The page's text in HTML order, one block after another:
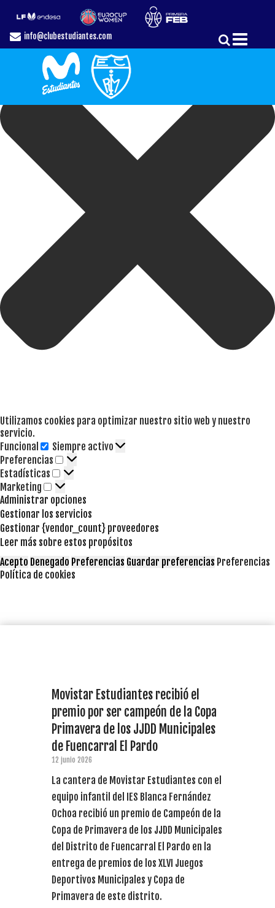
Gestionar el Consentimiento de las Cookies
Utilizamos cookies para optimizar nuestro sitio web y nuestro
servicio.
Funcional
Funcional
Siempre activo
Preferencias
Preferencias
Estadísticas Estadísticas
Marketing Marketing
Administrar opciones
Gestionar los servicios
Gestionar {vendor_count} proveedores
Leer más sobre estos propósitos
Acepto Denegado Preferencias Guardar preferencias Preferencias
Política de cookies
info@clubestudiantes.com
Movistar Estudiantes recibió el
premio por ser campeón de la Copa
Primavera de los JJDD Municipales
de Fuencarral El Pardo
12 junio 2026
La cantera de Movistar Estudiantes con el
equipo infantil del IES Blanca Fernández
Ochoa recibió un premio de Campeón de la
Copa de Primavera de los JJDD Municipales
del Distrito de Fuencarral El Pardo en la
entrega de premios de los XLVI Juegos
Deportivos Municipales y Copa de
Primavera de este distrito.